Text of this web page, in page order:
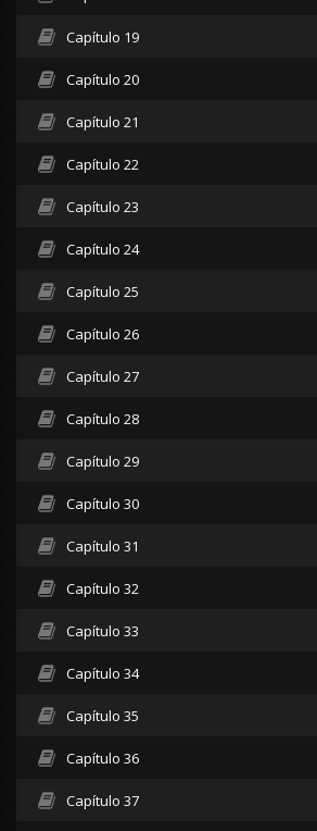
Capítulo 19
Capítulo 20
Capítulo 21
Capítulo 22
Capítulo 23
Capítulo 24
Capítulo 25
Capítulo 26
Capítulo 27
Capítulo 28
Capítulo 29
Capítulo 30
Capítulo 31
Capítulo 32
Capítulo 33
Capítulo 34
Capítulo 35
Capítulo 36
Capítulo 37